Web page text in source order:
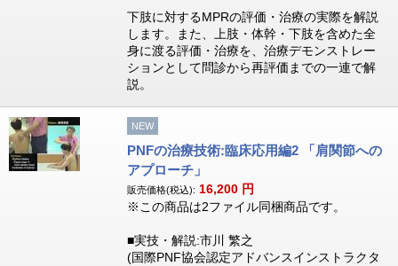
下肢に対するMPRの評価・治療の実際を解説
します。また、上肢・体幹・下肢を含めた全
身に渡る評価・治療を、治療デモンストレー
ションとして問診から再評価までの一連で解
説。
NEW
PNFの治療技術:臨床応用編2 「肩関節への
アプローチ」
販売価格(税込): 16,200 円
※この商品は2ファイル同梱商品です。
■実技・解説:市川 繁之
(国際PNF協会認定アドバンスインストラクタ